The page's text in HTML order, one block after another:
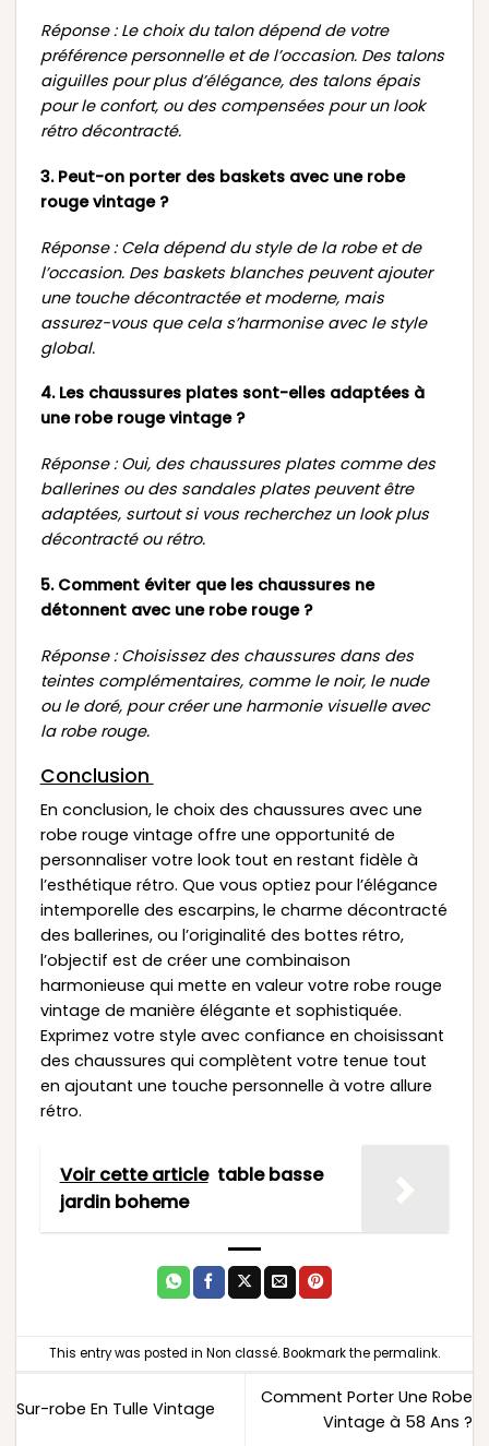
Réponse : Le choix du talon dépend de votre
préférence personnelle et de l’occasion. Des talons
aiguilles pour plus d’élégance, des talons épais
pour le confort, ou des compensées pour un look
rétro décontracté.
3. Peut-on porter des baskets avec une robe
rouge vintage ?
Réponse : Cela dépend du style de la robe et de
l’occasion. Des baskets blanches peuvent ajouter
une touche décontractée et moderne, mais
assurez-vous que cela s’harmonise avec le style
global.
4. Les chaussures plates sont-elles adaptées à
une robe rouge vintage ?
Réponse : Oui, des chaussures plates comme des
ballerines ou des sandales plates peuvent être
adaptées, surtout si vous recherchez un look plus
décontracté ou rétro.
5. Comment éviter que les chaussures ne
détonnent avec une robe rouge ?
Réponse : Choisissez des chaussures dans des
teintes complémentaires, comme le noir, le nude
ou le doré, pour créer une harmonie visuelle avec
la robe rouge.
Conclusion
En conclusion, le choix des chaussures avec une
robe rouge vintage offre une opportunité de
personnaliser votre look tout en restant fidèle à
l’esthétique rétro. Que vous optiez pour l’élégance
intemporelle des escarpins, le charme décontracté
des ballerines, ou l’originalité des bottes rétro,
l’objectif est de créer une combinaison
harmonieuse qui mette en valeur votre robe rouge
vintage de manière élégante et sophistiquée.
Exprimez votre style avec confiance en choisissant
des chaussures qui complètent votre tenue tout
en ajoutant une touche personnelle à votre allure
rétro.
Voir cette article table basse
jardin boheme
This entry was posted in Non classé. Bookmark thepermalink.
Sur-robe En Tulle Vintage
Comment Porter Une Robe
Vintage à 58 Ans ?